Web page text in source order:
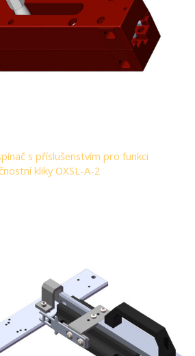
s příslušenstvím pro funkci
kliky OXSL-A-2